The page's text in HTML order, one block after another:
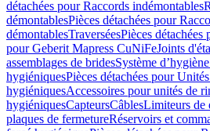
détachées pour Raccords indémontables
démontablesPièces détachées pour
démontablesTraverséesPièces détachées
pour Geberit Mapress CuNiFeJoints
assemblages de bridesSystème
hygiéniquesPièces détachées pour
hygiéniquesAccessoires pour unités de
hygiéniquesCapteursCâblesLimiteurs de
plaques de fermetureRéservoirs et